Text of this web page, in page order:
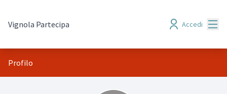
Vignola Partecipa Accedi
Profilo